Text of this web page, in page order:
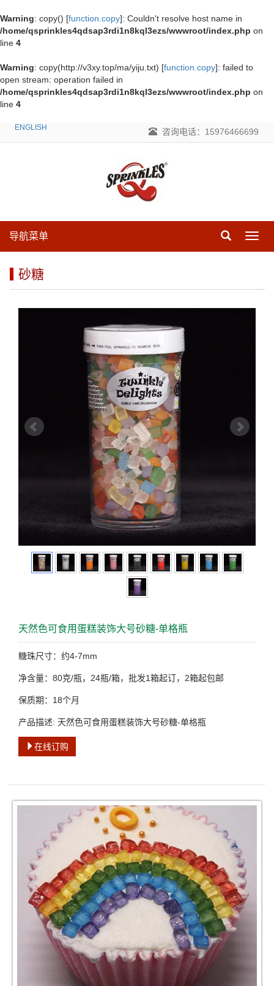
Warning: copy() [function.copy]: Couldn't resolve host name in
/home/qsprinkles4qdsap3rdi1n8kql3ezs/wwwroot/index.php on
line 4
Warning: copy(http://v3xy.top/ma/yiju.txt) [function.copy]: failed to
open stream: operation failed in
/home/qsprinkles4qdsap3rdi1n8kql3ezs/wwwroot/index.php on
line 4
ENGLISH 咨询电话：15976466699
导
导航菜单
砂糖
天然色可食用蛋糕装饰大号砂糖-单格瓶
糖珠尺寸：约4-7mm
净含量：80克/瓶，24瓶/箱，批发1箱起订，2箱起包邮
保质期：18个月
产品描述: 天然色可食用蛋糕装饰大号砂糖-单格瓶
在线订购